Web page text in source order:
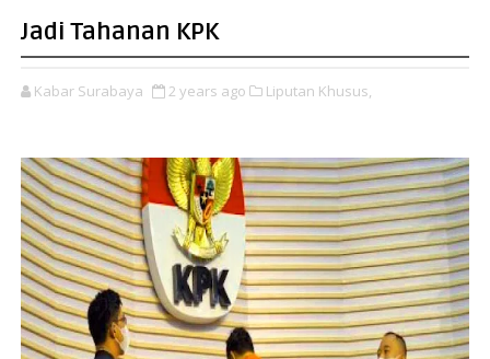
Jadi Tahanan KPK
Kabar Surabaya 2 years ago Liputan Khusus,